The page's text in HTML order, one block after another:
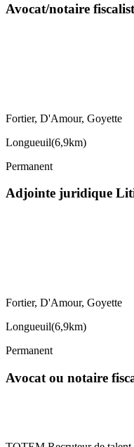
Avocat/notaire
Fortier, D'Amour, Goyette
Longueuil(6,9km)
Permanent
Adjointe juridique
Fortier, D'Amour, Goyette
Longueuil(6,9km)
Permanent
Avocat ou notaire